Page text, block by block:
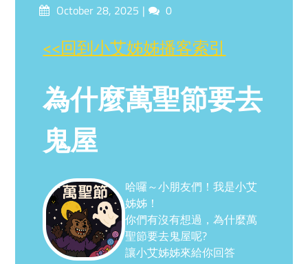
PostedOctober 28, 2025 Comments
0
<<回到小艾姊姊播客索引
為什麼萬聖節要去
鬼屋
哈囉～小朋友們！我是小艾
姊姊！
你們有沒有想過，為什麼萬
聖節要去鬼屋呢?
讓小艾姊姊來給你回答